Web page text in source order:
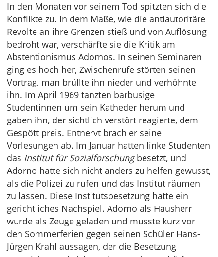
In den Monaten vor seinem Tod spitzten sich die
Konflikte zu. In dem Maße, wie die antiautoritäre
Revolte an ihre Grenzen stieß und von Auflösung
bedroht war, verschärfte sie die Kritik am
Abstentionismus Adornos. In seinen Seminaren
ging es hoch her, Zwischenrufe störten seinen
Vortrag, man brüllte ihn nieder und verhöhnte
ihn. Im April 1969 tanzten barbusige
Studentinnen um sein Katheder herum und
gaben ihn, der sichtlich verstört reagierte, dem
Gespött preis. Entnervt brach er seine
Vorlesungen ab. Im Januar hatten linke Studenten
das Institut für Sozialforschungbesetzt, und
Adorno hatte sich nicht anders zu helfen gewusst,
als die Polizei zu rufen und das Institut räumen
zu lassen. Diese Institutsbesetzung hatte ein
gerichtliches Nachspiel. Adorno als Hausherr
wurde als Zeuge geladen und musste kurz vor
den Sommerferien gegen seinen Schüler Hans-
Jürgen Krahl aussagen, der die Besetzung